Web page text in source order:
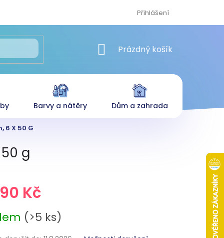
Přihlášení
NÁKUPNÍ KOŠÍK
Prázdný košík
Barvy a nátěry Dům a zahrada
6 X 50 G
g
Kč
(>5 ks)